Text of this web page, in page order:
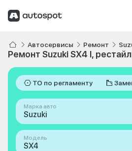
Автосервисы Ремонт
Ремонт Suzuki SX4 I,
ТО по регламенту
Марка авто
Suzuki
Модель
SX4